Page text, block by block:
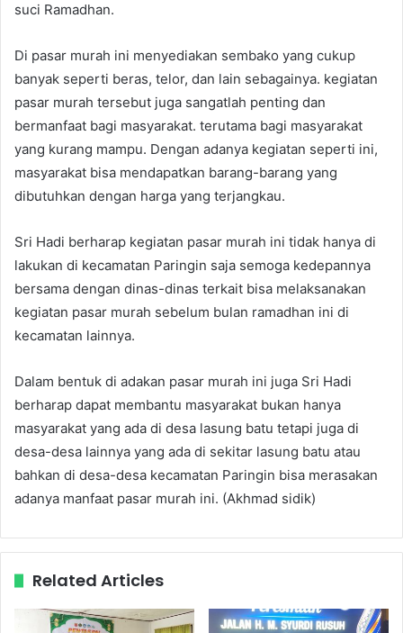
suci Ramadhan.
Di pasar murah ini menyediakan sembako yang cukup
banyak seperti beras, telor, dan lain sebagainya. kegiatan
pasar murah tersebut juga sangatlah penting dan
bermanfaat bagi masyarakat. terutama bagi masyarakat
yang kurang mampu. Dengan adanya kegiatan seperti ini,
masyarakat bisa mendapatkan barang-barang yang
dibutuhkan dengan harga yang terjangkau.
Sri Hadi berharap kegiatan pasar murah ini tidak hanya di
lakukan di kecamatan Paringin saja semoga kedepannya
bersama dengan dinas-dinas terkait bisa melaksanakan
kegiatan pasar murah sebelum bulan ramadhan ini di
kecamatan lainnya.
Dalam bentuk di adakan pasar murah ini juga Sri Hadi
berharap dapat membantu masyarakat bukan hanya
masyarakat yang ada di desa lasung batu tetapi juga di
desa-desa lainnya yang ada di sekitar lasung batu atau
bahkan di desa-desa kecamatan Paringin bisa merasakan
adanya manfaat pasar murah ini. (Akhmad sidik)
Related Articles